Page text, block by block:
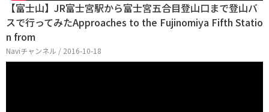
【富士山】JR富士宮駅から富士宮五合目登山口まで登山バ
スで行ってみたApproaches to the Fujinomiya Fifth Statio
n from
Naviチャンネル / 2016-10-18